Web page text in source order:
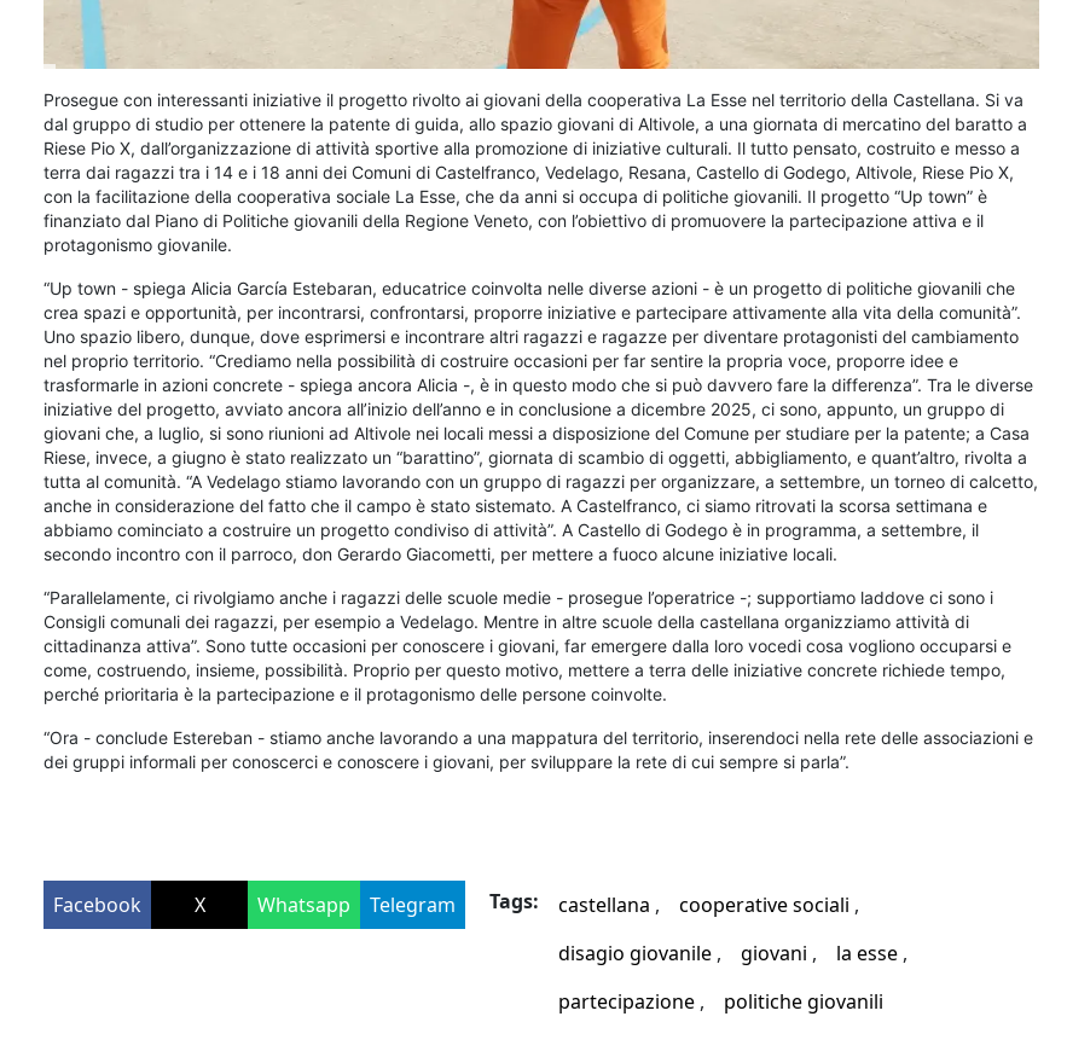
Prosegue con interessanti iniziative il progetto rivolto ai giovani della cooperativa La Esse nel territorio della Castellana. Si va
dal gruppo di studio per ottenere la patente di guida, allo spazio giovani di Altivole, a una giornata di mercatino del baratto a
Riese Pio X, dall’organizzazione di attività sportive alla promozione di iniziative culturali. Il tutto pensato, costruito e messo a
terra dai ragazzi tra i 14 e i 18 anni dei Comuni di Castelfranco, Vedelago, Resana, Castello di Godego, Altivole, Riese Pio X,
con la facilitazione della cooperativa sociale La Esse, che da anni si occupa di politiche giovanili. Il progetto “Up town” è
finanziato dal Piano di Politiche giovanili della Regione Veneto, con l’obiettivo di promuovere la partecipazione attiva e il
protagonismo giovanile.
“Up town - spiega Alicia García Estebaran, educatrice coinvolta nelle diverse azioni - è un progetto di politiche giovanili che
crea spazi e opportunità, per incontrarsi, confrontarsi, proporre iniziative e partecipare attivamente alla vita della comunità”.
Uno spazio libero, dunque, dove esprimersi e incontrare altri ragazzi e ragazze per diventare protagonisti del cambiamento
nel proprio territorio. “Crediamo nella possibilità di costruire occasioni per far sentire la propria voce, proporre idee e
trasformarle in azioni concrete - spiega ancora Alicia -, è in questo modo che si può davvero fare la differenza”. Tra le diverse
iniziative del progetto, avviato ancora all’inizio dell’anno e in conclusione a dicembre 2025, ci sono, appunto, un gruppo di
giovani che, a luglio, si sono riunioni ad Altivole nei locali messi a disposizione del Comune per studiare per la patente; a Casa
Riese, invece, a giugno è stato realizzato un “barattino”, giornata di scambio di oggetti, abbigliamento, e quant’altro, rivolta a
tutta al comunità. “A Vedelago stiamo lavorando con un gruppo di ragazzi per organizzare, a settembre, un torneo di calcetto,
anche in considerazione del fatto che il campo è stato sistemato. A Castelfranco, ci siamo ritrovati la scorsa settimana e
abbiamo cominciato a costruire un progetto condiviso di attività”. A Castello di Godego è in programma, a settembre, il
secondo incontro con il parroco, don Gerardo Giacometti, per mettere a fuoco alcune iniziative locali.
“Parallelamente, ci rivolgiamo anche i ragazzi delle scuole medie - prosegue l’operatrice -; supportiamo laddove ci sono i
Consigli comunali dei ragazzi, per esempio a Vedelago. Mentre in altre scuole della castellana organizziamo attività di
cittadinanza attiva”. Sono tutte occasioni per conoscere i giovani, far emergere dalla loro vocedi cosa vogliono occuparsi e
come, costruendo, insieme, possibilità. Proprio per questo motivo, mettere a terra delle iniziative concrete richiede tempo,
perché prioritaria è la partecipazione e il protagonismo delle persone coinvolte.
“Ora - conclude Estereban - stiamo anche lavorando a una mappatura del territorio, inserendoci nella rete delle associazioni e
dei gruppi informali per conoscerci e conoscere i giovani, per sviluppare la rete di cui sempre si parla”.
Facebook X Whatsapp Telegram Tags: castellana
cooperative sociali
disagio giovanile
giovani
la esse
partecipazione
politiche giovanili